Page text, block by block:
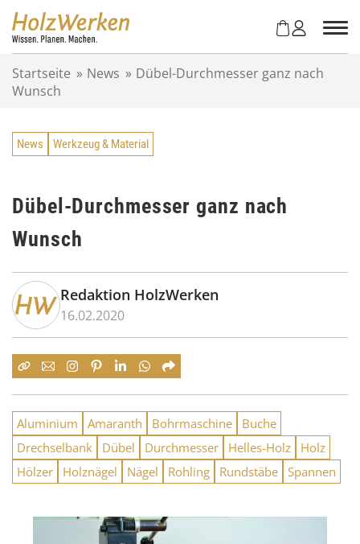
Startseite » News » Dübel-Durchmesser ganz nach
Wunsch
News Werkzeug & Material
Dübel-Durchmesser ganz nach
Wunsch
Redaktion HolzWerken
16.02.2020
Aluminium Amaranth Bohrmaschine
Buche
Drechselbank
Dübel Durchmesser Helles-Holz
Holz
Hölzer
Holznägel Nägel Rohling Rundstäbe Spannen